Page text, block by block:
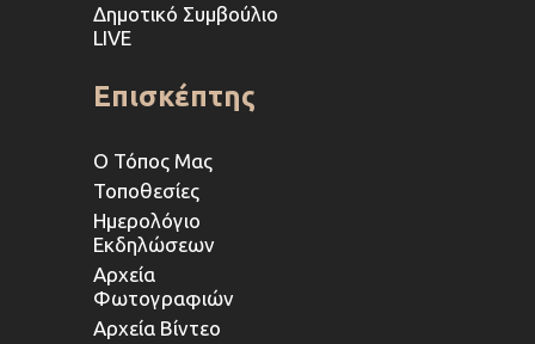
Δημοτικό Συμβούλιο
LIVE
Επισκέπτης
Ο Τόπος Μας
Τοποθεσίες
Ημερολόγιο
Εκδηλώσεων
Αρχεία
Φωτογραφιών
Αρχεία Βίντεο